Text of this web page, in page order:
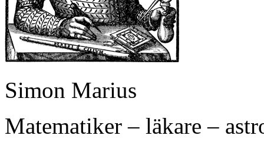
Simon Marius
Matematiker – läkare –